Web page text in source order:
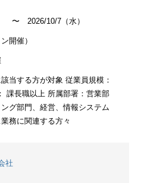
〜 2026/10/7（水）
開催）
当する方が対象 従業員規模：
課長職以上 所属部署：営業部
グ部門、経営、情報システム
務に関連する方々
社